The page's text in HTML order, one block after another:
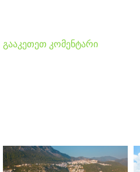
გააკეთეთ კომენტარი